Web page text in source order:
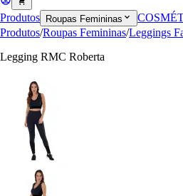
Produtos Roupas Femininas
Produtos/Roupas Femininas/Leggings
Legging RMC Roberta